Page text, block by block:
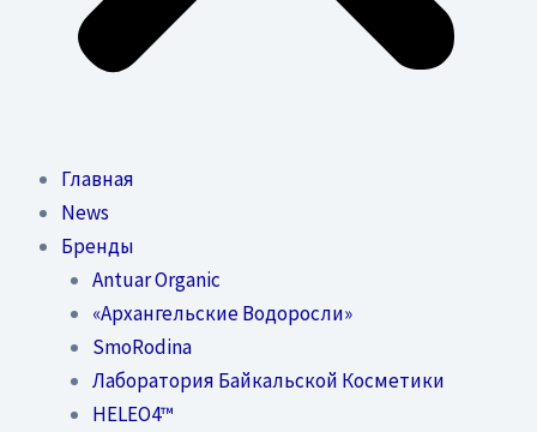
Главная
News
Бренды
Antuar Organic
«Архангельские Водоросли»
SmoRodina
Лаборатория Байкальской Косметики
HELEO4™